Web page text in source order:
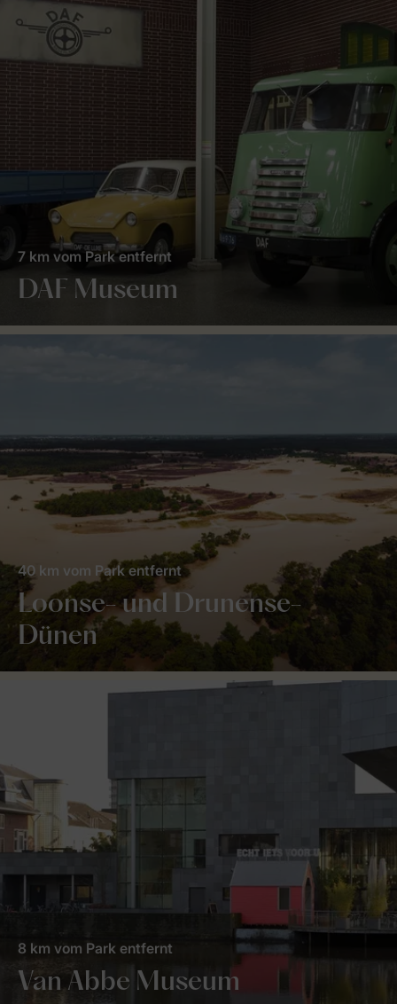
DAF Museum
7 km vom Park entfernt
Loonse- und Drunense-
Dünen
40 km vom Park entfernt
Van Abbe Museum
8 km vom Park entfernt